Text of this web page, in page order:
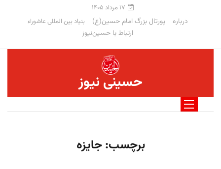
۱۷ مرداد ۱۴۰۵
درباره پورتال بزرگ امام حسین(ع) بنیاد بین المللی عاشوراء
ارتباط با حسین‌نیوز
حسینی نیوز
برچسب:جایزه